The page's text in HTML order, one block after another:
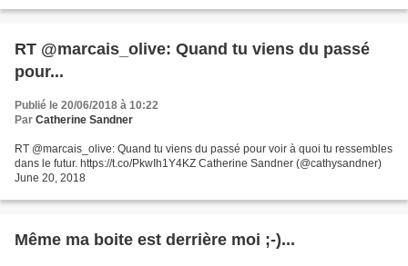
RT @marcais_olive: Quand tu viens du passé
pour...
Publié le 20/06/2018 à 10:22
Par Catherine Sandner
RT @marcais_olive: Quand tu viens du passé pour voir à quoi tu ressembles
dans le futur. https://t.co/PkwIh1Y4KZ Catherine Sandner (@cathysandner)
June 20, 2018
Même ma boite est derrière moi ;-)...